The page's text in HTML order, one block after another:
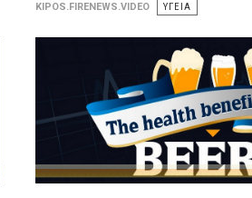
KIPOS.FIRENEWS.VIDEO ΥΓΕΙΑ